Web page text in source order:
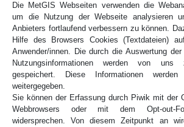
Die MetGIS Webseiten verwenden die
um die Nutzung der Webseite analysieren
Anbieters fortlaufend verbessern zu können.
Hilfe des Browsers Cookies (Textdateien)
Anwender/innen. Die durch die Auswertung
Nutzungsinformationen werden von uns
gespeichert. Diese Informationen
weitergegeben.
Sie können der Erfassung durch Piwik mit der
Webbrowsers oder mit dem Opt-out-
widersprechen. Von diesem Zeitpunkt an